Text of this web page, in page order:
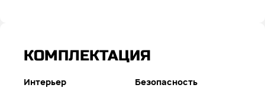
КОМПЛЕКТАЦИЯ
Интерьер Безопасность